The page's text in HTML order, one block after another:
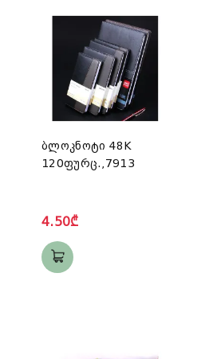
ბლოკნოტი 48K
120ფურც.,7913
4.50₾